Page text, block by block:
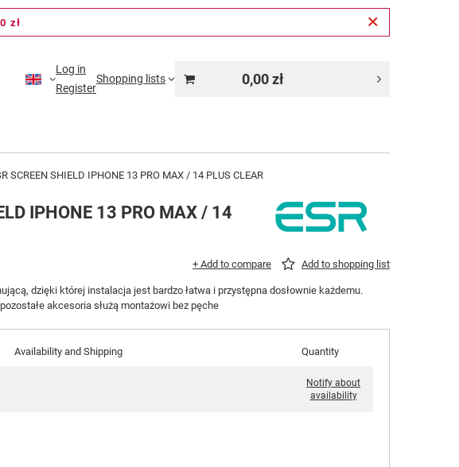
zł
Log in
Register
Shopping lists 0,00 zł
SCREEN SHIELD IPHONE 13 PRO MAX / 14 PLUS CLEAR
IPHONE 13 PRO MAX / 14
+ Add to compare Add to shopping list
dzięki której instalacja jest bardzo łatwa i przystępna dosłownie każdemu.
akcesoria służą montażowi bez pęche
Availability and Shipping Quantity
Notify about
availability